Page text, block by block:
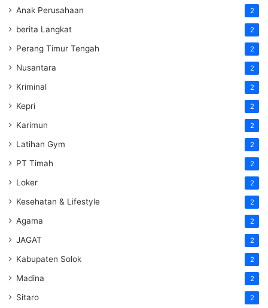
Anak Perusahaan 2
berita Langkat 2
Perang Timur Tengah 2
Nusantara 2
Kriminal 2
Kepri 2
Karimun 2
Latihan Gym 2
PT Timah 2
Loker 2
Kesehatan & Lifestyle 2
Agama 2
JAGAT 2
Kabupaten Solok 2
Madina 2
Sitaro 2